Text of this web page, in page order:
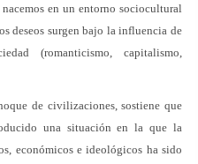
en un entorno sociocultural
deseos surgen bajo la influencia de
(romanticismo, capitalismo,
de civilizaciones, sostiene que
una situación en la que la
económicos e ideológicos ha sido